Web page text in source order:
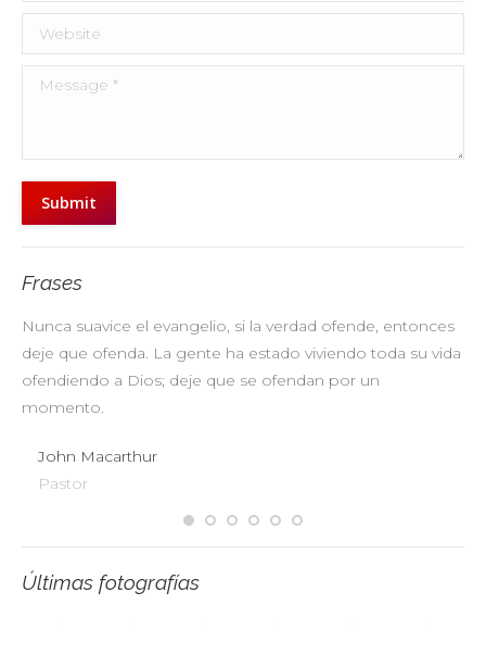
Website
Message *
Submit
Frases
Nunca suavice el evangelio, si la verdad ofende, entonces
deje que ofenda. La gente ha estado viviendo toda su vida
ofendiendo a Dios; deje que se ofendan por un
momento.
John Macarthur
Pastor
Últimas fotografías